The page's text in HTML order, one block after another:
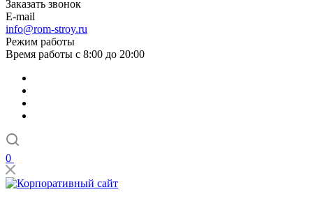
Заказать звонок
E-mail
info@rom-stroy.ru
Режим работы
Время работы с 8:00 до 20:00
0